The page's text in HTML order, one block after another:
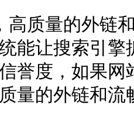
质量的外链
能让搜索引
誉度，如果
量的外链和流